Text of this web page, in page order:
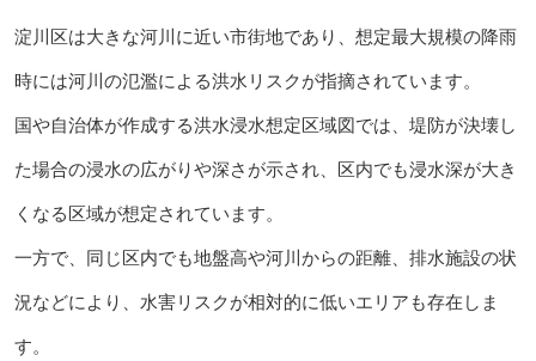
淀川区は大きな河川に近い市街地であり、想定最大規模の降雨
時には河川の氾濫による洪水リスクが指摘されています。
国や自治体が作成する洪水浸水想定区域図では、堤防が決壊し
た場合の浸水の広がりや深さが示され、区内でも浸水深が大き
くなる区域が想定されています。
一方で、同じ区内でも地盤高や河川からの距離、排水施設の状
況などにより、水害リスクが相対的に低いエリアも存在しま
す。